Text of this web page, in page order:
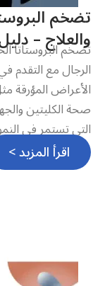
تضخم
والعلاج –
تضخم البروستاتا
الرجال مع
الأعراض المؤرقة
صحة الكليتين
التي تستمر في
اقرأ المزيد >